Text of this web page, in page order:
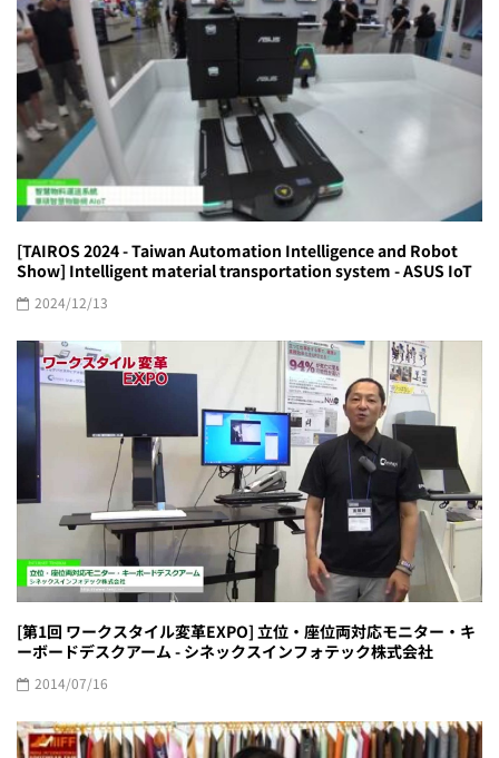
[TAIROS 2024 - Taiwan Automation Intelligence and Robot
Show] Intelligent material transportation system - ASUS IoT
2024/12/13
[第1回 ワークスタイル変革EXPO] 立位・座位両対応モニター・キ
ーボードデスクアーム - シネックスインフォテック株式会社
2014/07/16